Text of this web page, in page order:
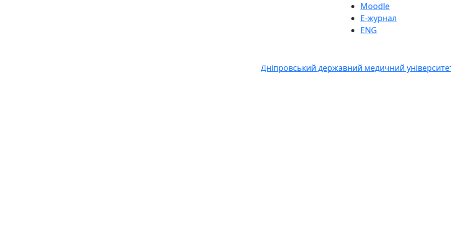
Moodle
Е-журнал
ENG
Дніпровський державний медичний